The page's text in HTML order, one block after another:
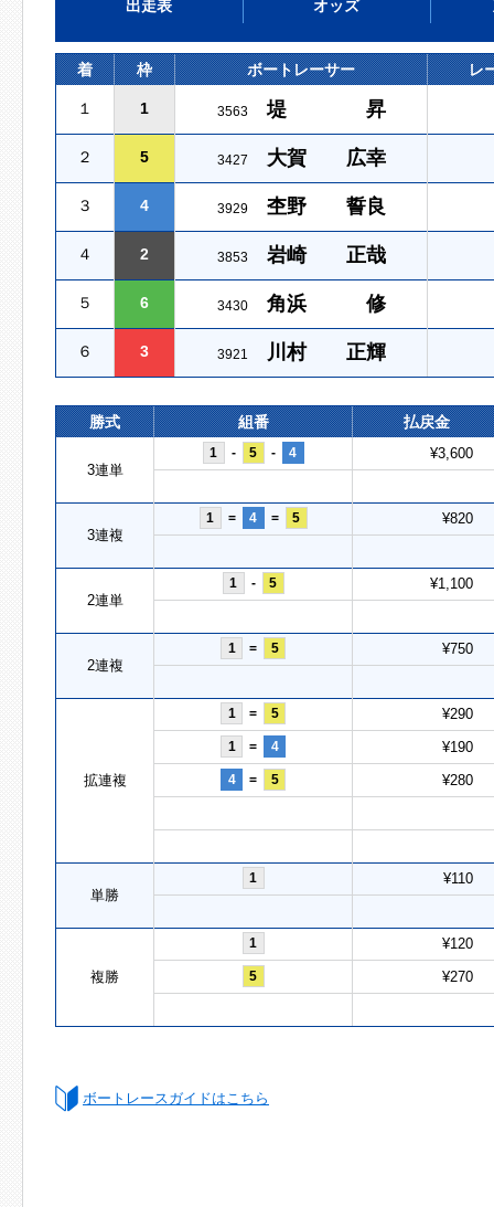
出走表 オッズ
着 枠 ボートレーサー レ
１ 1 3563 堤 昇
２ 5 3427 大賀 広幸
３ 4 3929 杢野 誓良
４ 2 3853 岩崎 正哉
５ 6 3430 角浜 修
６ 3 3921 川村 正輝
勝式 組番 払戻金
3連単
1 - 5 - 4 ¥3,600
3連複
1 = 4 = 5 ¥820
2連単
1 - 5 ¥1,100
2連複
1 = 5 ¥750
拡連複
1 = 5 ¥290
1 = 4 ¥190
4 = 5 ¥280
単勝
1 ¥110
複勝
1 ¥120
5 ¥270
ボートレースガイドはこちら